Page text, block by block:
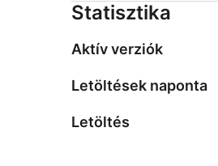
Statisztika
Aktív verziók
Letöltések naponta
Letöltés